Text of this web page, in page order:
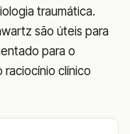
traumática.
são úteis para
para o
raciocínio clínico